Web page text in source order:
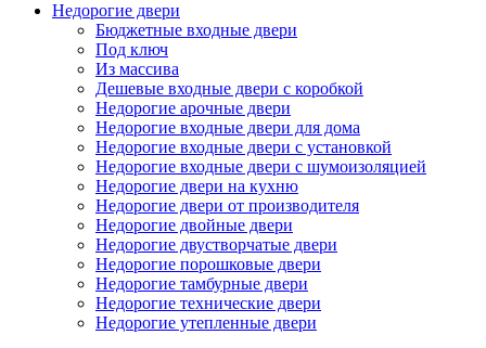
Недорогие двери
Бюджетные входные двери
Под ключ
Из массива
Дешевые входные двери с коробкой
Недорогие арочные двери
Недорогие входные двери для дома
Недорогие входные двери с установкой
Недорогие входные двери с шумоизоляцией
Недорогие двери на кухню
Недорогие двери от производителя
Недорогие двойные двери
Недорогие двустворчатые двери
Недорогие порошковые двери
Недорогие тамбурные двери
Недорогие технические двери
Недорогие утепленные двери